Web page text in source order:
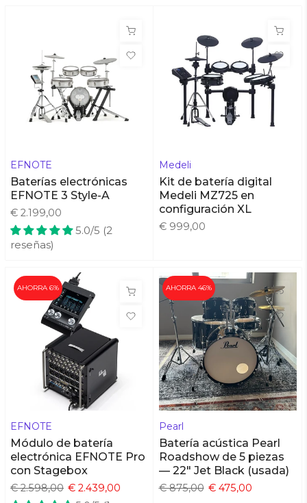
EFNOTE
Baterías electrónicas
EFNOTE 3 Style-A
€ 2.199,00
5.0/5 (2
reseñas)
Medeli
Kit de batería digital
Medeli MZ725 en
configuración XL
€ 999,00
AHORRA 6%
EFNOTE
Módulo de batería
electrónica EFNOTE Pro
con Stagebox
€ 2.598,00 € 2.439,00
AHORRA 46%
Pearl
Batería acústica Pearl
Roadshow de 5 piezas
— 22" Jet Black (usada)
€ 875,00 € 475,00